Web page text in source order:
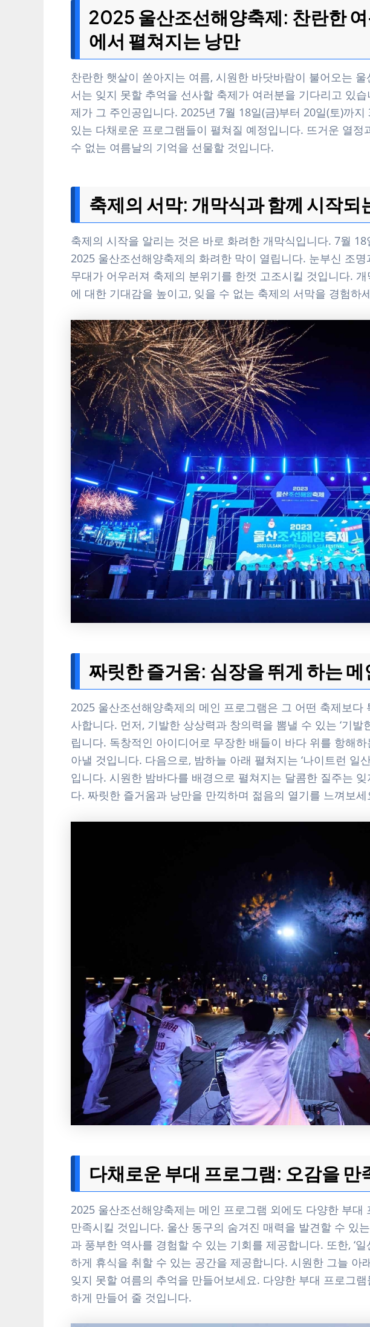
2025 울산조선해양축제: 찬란한
에서 펼쳐지는 낭만
찬란한 햇살이 쏟아지는 여름, 시원한 바닷바람이 불어오는
서는 잊지 못할 추억을 선사할 축제가 여러분을 기다리고 있
제가 그 주인공입니다. 2025년 7월 18일(금)부터 20일(토)까
있는 다채로운 프로그램들이 펼쳐질 예정입니다. 뜨거운 열정
수 없는 여름날의 기억을 선물할 것입니다.
축제의 서막: 개막식과 함께 시작되
축제의 시작을 알리는 것은 바로 화려한 개막식입니다. 7월
2025 울산조선해양축제의 화려한 막이 열립니다. 눈부신 조
무대가 어우러져 축제의 분위기를 한껏 고조시킬 것입니다.
에 대한 기대감을 높이고, 잊을 수 없는 축제의 서막을 경험하
짜릿한 즐거움: 심장을 뛰게 하는 메
2025 울산조선해양축제의 메인 프로그램은 그 어떤 축제보다
사합니다. 먼저, 기발한 상상력과 창의력을 뽐낼 수 있는 ‘기발
립니다. 독창적인 아이디어로 무장한 배들이 바다 위를 항해
아낼 것입니다. 다음으로, 밤하늘 아래 펼쳐지는 ‘나이트런 일
입니다. 시원한 밤바다를 배경으로 펼쳐지는 달콤한 질주는
다. 짜릿한 즐거움과 낭만을 만끽하며 젊음의 열기를 느껴보세
다채로운 부대 프로그램: 오감을 만
2025 울산조선해양축제는 메인 프로그램 외에도 다양한 부대
만족시킬 것입니다. 울산 동구의 숨겨진 매력을 발견할 수 있
과 풍부한 역사를 경험할 수 있는 기회를 제공합니다. 또한, ‘
하게 휴식을 취할 수 있는 공간을 제공합니다. 시원한 그늘 아
잊지 못할 여름의 추억을 만들어보세요. 다양한 부대 프로그
하게 만들어 줄 것입니다.